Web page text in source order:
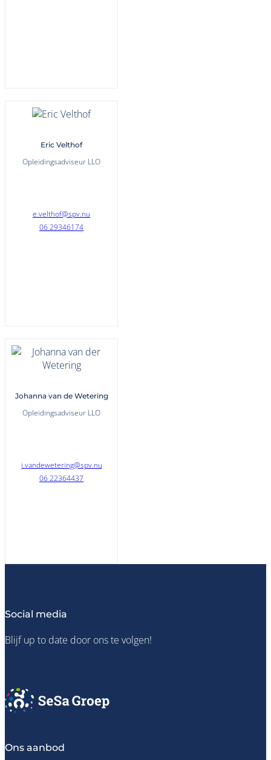
Eric Velthof
Opleidingsadviseur LLO
e.velthof@spv.nu
06 29346174
Johanna van de Wetering
Opleidingsadviseur LLO
j.vandewetering@spv.nu
06 22364437
Social media
Blijf up to date door ons te volgen!
Ons aanbod